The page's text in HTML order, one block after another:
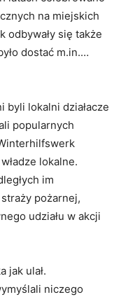
na miejskich
odbywały się także
dostać m.in.…
byli lokalni działacze
popularnych
lokalne.
im
pożarnej,
udziału w akcji
jak ulał.
niczego